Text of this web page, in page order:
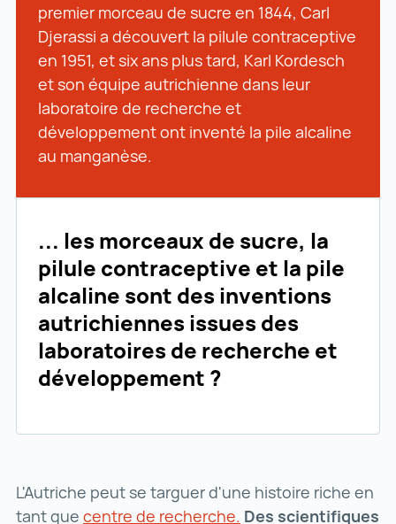
premier morceau de sucre en 1844, Carl
Djerassi a découvert la pilule contraceptive
en 1951, et six ans plus tard, Karl Kordesch
et son équipe autrichienne dans leur
laboratoire de recherche et
développement ont inventé la pile alcaline
au manganèse.
... les morceaux de sucre, la
pilule contraceptive et la pile
alcaline sont des inventions
autrichiennes issues des
laboratoires de recherche et
développement ?
L'Autriche peut se targuer d'une histoire riche en
tant que centre de recherche. centre de
Des scientifiques